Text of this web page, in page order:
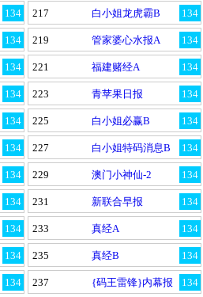
134 134
217 白小姐龙虎霸B
134 134
219 管家婆心水报A
134 134
221 福建赌经A
134 134
223 青苹果日报
134 134
225 白小姐必赢B
134 134
227 白小姐特码消息B
134 134
229 澳门小神仙-2
134 134
231 新联合早报
134 134
233 真经A
134 134
235 真经B
134 134
237 {码王雷锋}内幕报